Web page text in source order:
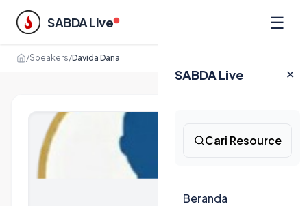
SABDA Live ☰
SABDA Live ✕
Cari Resource
Beranda
/Speakers/Davida Dana